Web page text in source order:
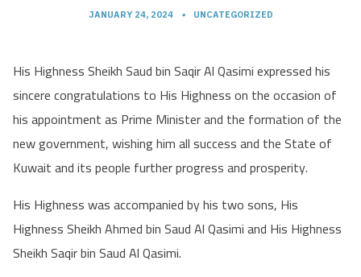
JANUARY 24, 2024 • UNCATEGORIZED
His Highness Sheikh Saud bin Saqir Al Qasimi expressed his
sincere congratulations to His Highness on the occasion of
his appointment as Prime Minister and the formation of the
new government, wishing him all success and the State of
Kuwait and its people further progress and prosperity.
His Highness was accompanied by his two sons, His
Highness Sheikh Ahmed bin Saud Al Qasimi and His Highness
Sheikh Saqir bin Saud Al Qasimi.